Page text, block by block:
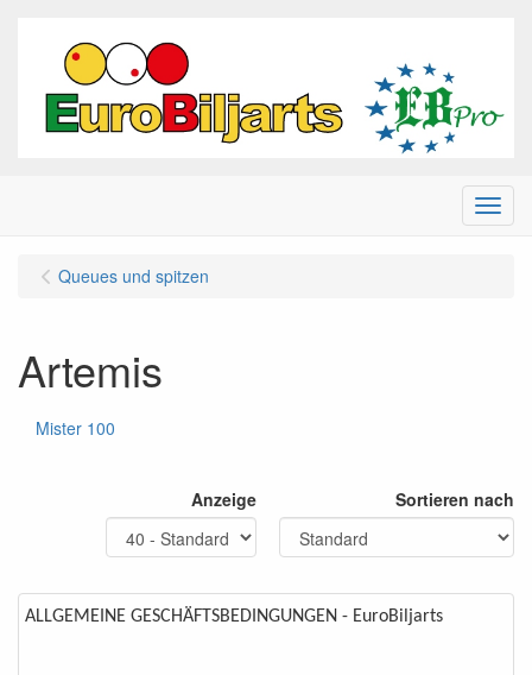
Menu
ALLGEMEINE GESCHÄFTSBEDINGUNGEN - EuroBiljarts
Queues und spitzen
Artemis
Mister 100
Anzeige Sortieren nach